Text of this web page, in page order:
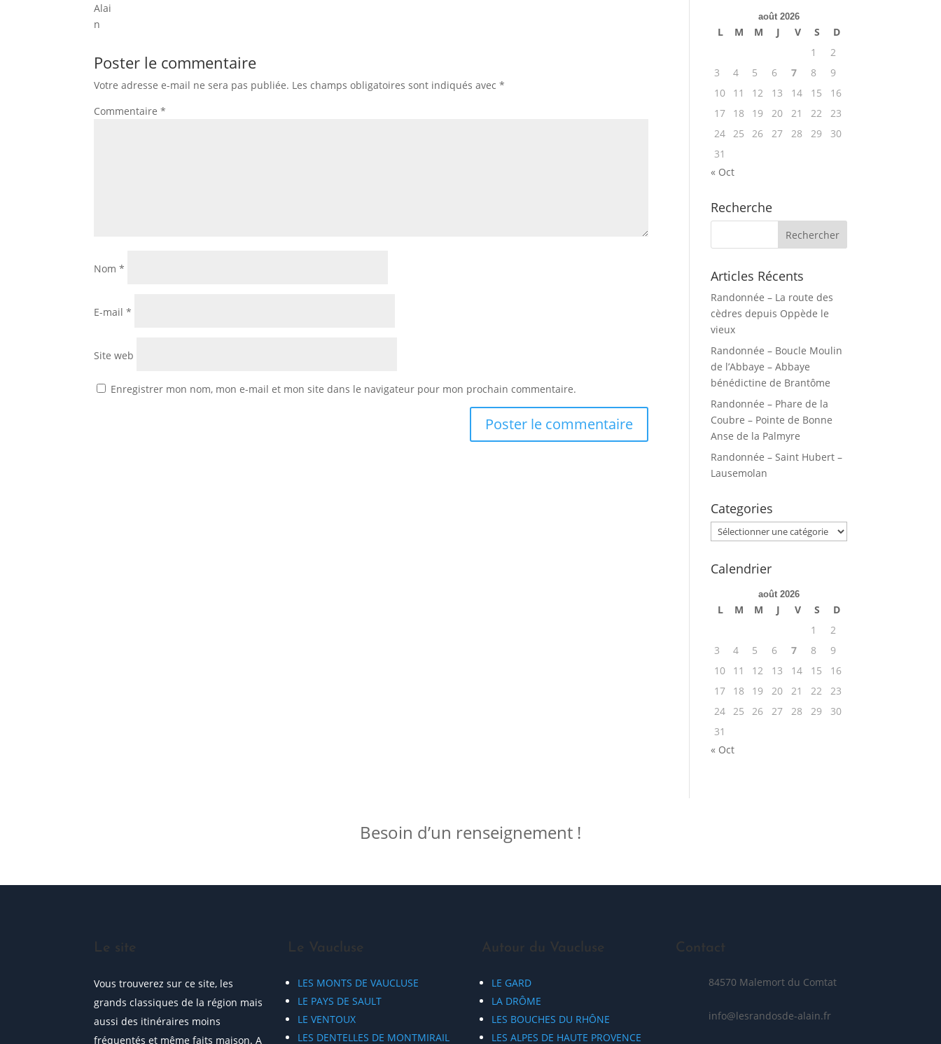
Poster le commentaire
Votre adresse e-mail ne sera pas publiée. Les champs obligatoires sont indiqués avec*
Commentaire*
Nom*
E-mail*
Site web
Enregistrer mon nom, mon e-mail et mon site dans le navigateur pour mon prochain commentaire.
août 2026
L M M J V S
D
1
2
3
4 5 6 7 8
9
10
11 12 13 14 15
16
17
18 19 20 21 22
23
24 25 26 27 28 29
30
31
« Oct
Recherche
Articles Récents
Randonnée – La route des
cèdres depuis Oppède le
vieux
Randonnée – Boucle Moulin
de l’Abbaye – Abbaye
bénédictine de Brantôme
Randonnée – Phare de la
Coubre – Pointe de Bonne
Anse de la Palmyre
Randonnée – Saint Hubert –
Lausemolan
Categories
Categories
Calendrier
août 2026
L M M J V S
D
1
2
3
4 5 6 7 8
9
10
11 12 13 14 15
16
17
18 19 20 21 22
23
24 25 26 27 28 29
30
31
« Oct
Besoin d’un renseignement !
Le site
Vous trouverez sur ce site, les
grands classiques de la région mais
aussi des itinéraires moins
fréquentés et même faits maison. A
Le Vaucluse
LES MONTS DE VAUCLUSE
LE PAYS DE SAULT
LE VENTOUX
LES DENTELLES DE MONTMIRAIL
Autour du Vaucluse
LE GARD
LA DRÔME
LES BOUCHES DU RHÔNE
LES ALPES DE HAUTE PROVENCE
Contact
84570 Malemort du Comtat
info@lesrandosde-alain.fr